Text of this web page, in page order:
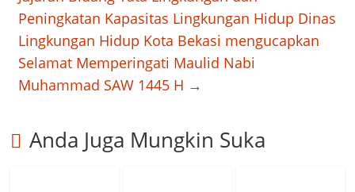
Peningkatan Kapasitas Lingkungan Hidup Dinas
Lingkungan Hidup Kota Bekasi mengucapkan
Selamat Memperingati Maulid Nabi
Muhammad SAW 1445 H →
Anda Juga Mungkin Suka